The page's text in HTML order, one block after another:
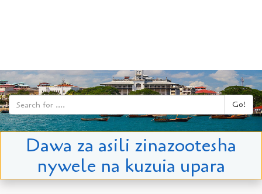
Go!
Dawa za asili zinazootesha
nywele na kuzuia upara